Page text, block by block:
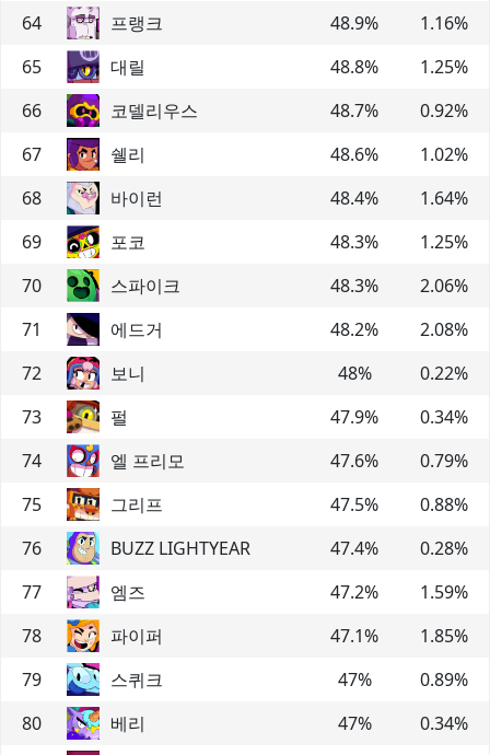
64
프랭크 48.9% 1.16%
65
대릴 48.8% 1.25%
66
코델리우스 48.7% 0.92%
67
쉘리 48.6% 1.02%
68
바이런 48.4% 1.64%
69
포코 48.3% 1.25%
70
스파이크 48.3% 2.06%
71
에드거 48.2% 2.08%
72
보니 48% 0.22%
73
펄 47.9% 0.34%
74
엘 프리모 47.6% 0.79%
75
그리프 47.5% 0.88%
76
BUZZ LIGHTYEAR 47.4% 0.28%
77
엠즈 47.2% 1.59%
78
파이퍼 47.1% 1.85%
79
스퀴크 47% 0.89%
80
베리 47% 0.34%